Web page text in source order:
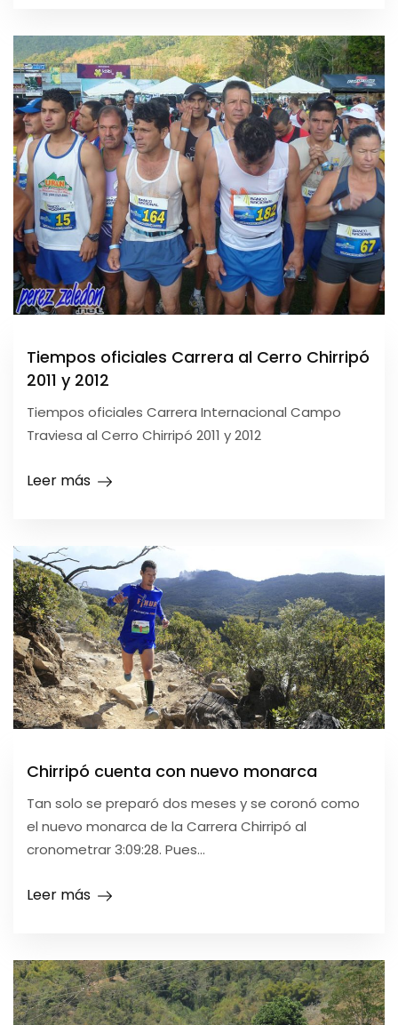
Tiempos oficiales Carrera al Cerro Chirripó
2011 y 2012
Tiempos oficiales Carrera Internacional Campo
Traviesa al Cerro Chirripó 2011 y 2012
Leer más
Chirripó cuenta con nuevo monarca
Tan solo se preparó dos meses y se coronó como
el nuevo monarca de la Carrera Chirripó al
cronometrar 3:09:28. Pues...
Leer más